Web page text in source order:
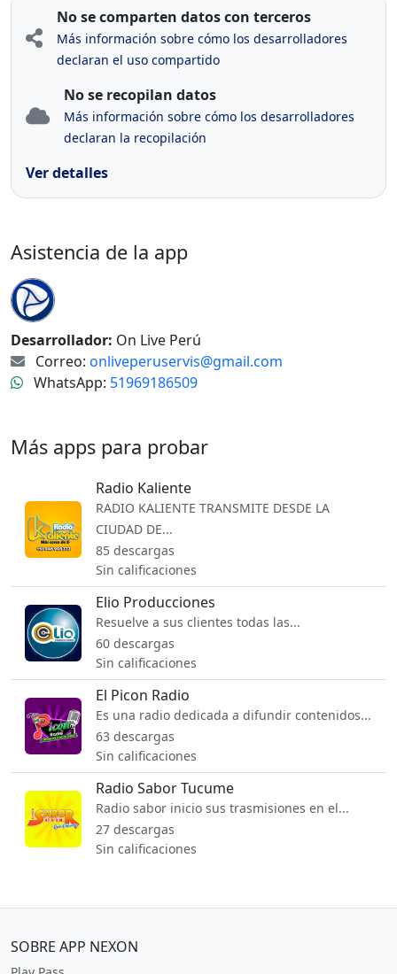
No se comparten datos con terceros
Más información sobre cómo los desarrolladores
declaran el uso compartido
No se recopilan datos
Más información sobre cómo los desarrolladores
declaran la recopilación
Ver detalles
Asistencia de la app
Desarrollador: On Live Perú
Correo: onliveperuservis@gmail.com
WhatsApp: 51969186509
Más apps para probar
Radio Kaliente
RADIO KALIENTE TRANSMITE DESDE LA
CIUDAD DE...
85 descargas
Sin calificaciones
Elio Producciones
Resuelve a sus clientes todas las...
60 descargas
Sin calificaciones
El Picon Radio
Es una radio dedicada a difundir contenidos...
63 descargas
Sin calificaciones
Radio Sabor Tucume
Radio sabor inicio sus trasmisiones en el...
27 descargas
Sin calificaciones
SOBRE APP NEXON